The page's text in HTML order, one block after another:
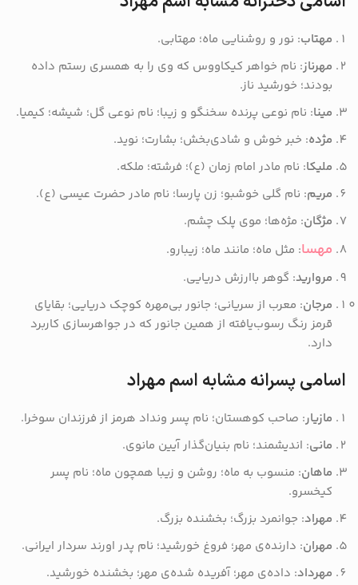
مهتاب: نور و روشنایی ماه؛ مهتابی.
مهرناز: نام خواهر کیکاووس که وی را به همسری رستم داده
بودند؛ خورشید ناز.
مینا: نام نوعی پرنده سخنگو و زیبا؛ نام نوعی گل؛ شیشه؛ کیمیا.
مژده: خبر خوش و شادی‌بخش؛ بشارت؛ نوید.
ملیکا: نام مادر امام زمان (ع)؛ فرشته؛ ملکه.
مریم: نام گلی خوشبو؛ زن پارسا؛ نام مادر حضرت عیسی (ع).
مژگان: مژه‌ها؛ موی پلک چشم.
مهسا: مثل ماه؛ مانند ماه؛ زیبارو.
مروارید: گوهر باارزش دریایی.
مرجان: معرب از سریانی؛ جانور بی‌مهره کوچک دریایی؛ بقایای
قرمز رنگ رسوب‌یافته از همین جانور که در جواهرسازی کاربرد
دارد.
اسامی پسرانه مشابه اسم مهراد
مازیار: صاحب کوهستان؛ نام پسر ونداد هرمز از فرزندان سوخرا.
مانی: اندیشمند؛ نام بنیان‌گذار آیین مانوی.
ماهان: منسوب به ماه؛ روشن و زیبا همچون ماه؛ نام پسر
کیخسرو.
مهراد: جوانمرد بزرگ؛ بخشنده بزرگ.
مهران: دارنده‌ی مهر؛ فروغ خورشید؛ نام پدر اورند سردار ایرانی.
مهرداد: داده‌ی مهر؛ آفریده شده‌ی مهر؛ بخشنده خورشید.